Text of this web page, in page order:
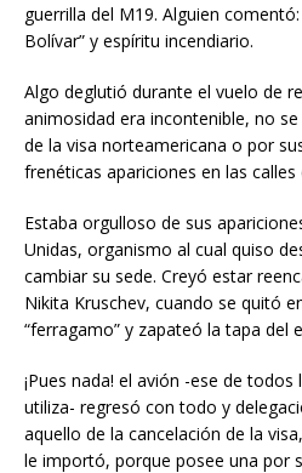
guerrilla del M19. Alguien
Bolívar” y espíritu incendiario.
Algo deglutió durante el vuelo de
animosidad era incontenible, no
de la visa norteamericana o por
frenéticas apariciones en las calles
Estaba orgulloso de sus
Unidas, organismo al cual quiso
cambiar su sede. Creyó estar
Nikita Kruschev, cuando se quitó
“ferragamo” y zapateó la tapa del
¡Pues nada! el avión -ese de
utiliza- regresó con todo y
aquello de la cancelación de la
le importó, porque posee una por